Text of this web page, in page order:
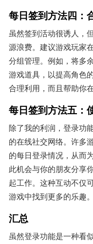
每日签到方法四：
虽然签到活动很诱人，
源浪费。建议游戏玩家
分组管理。例如，将多
游戏道具，以提高角色
合理利用，而且帮助你
每日签到方法五：
除了我的利润，登录功
的在线社交网络。许多
的每日登录情况，从而
此机会与你的朋友分享
起工作。这种互动不仅
游戏中找到更多的乐趣。
汇总
虽然登录功能是一种看